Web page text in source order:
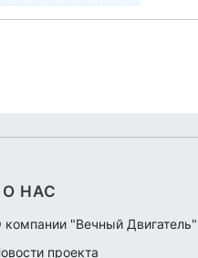
О НАС
компании "Вечный Двигатель"
проекта